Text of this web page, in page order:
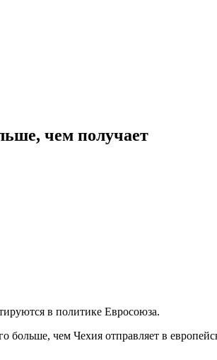
чем получает
в политике Евросоюза.
чем Чехия отправляет в